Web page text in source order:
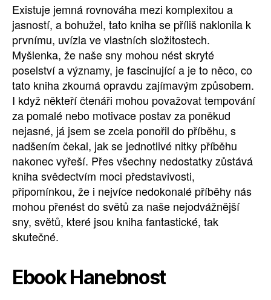
Existuje jemná rovnováha mezi komplexitou a
jasností, a bohužel, tato kniha se příliš naklonila k
prvnímu, uvízla ve vlastních složitostech.
Myšlenka, že naše sny mohou nést skryté
poselství a významy, je fascinující a je to něco, co
tato kniha zkoumá opravdu zajímavým způsobem.
I když někteří čtenáři mohou považovat tempování
za pomalé nebo motivace postav za poněkud
nejasné, já jsem se zcela ponořil do příběhu, s
nadšením čekal, jak se jednotlivé nitky příběhu
nakonec vyřeší. Přes všechny nedostatky zůstává
kniha svědectvím moci představivosti,
připomínkou, že i nejvíce nedokonalé příběhy nás
mohou přenést do světů za naše nejodvážnější
sny, světů, které jsou kniha fantastické, tak
skutečné.
Ebook Hanebnost